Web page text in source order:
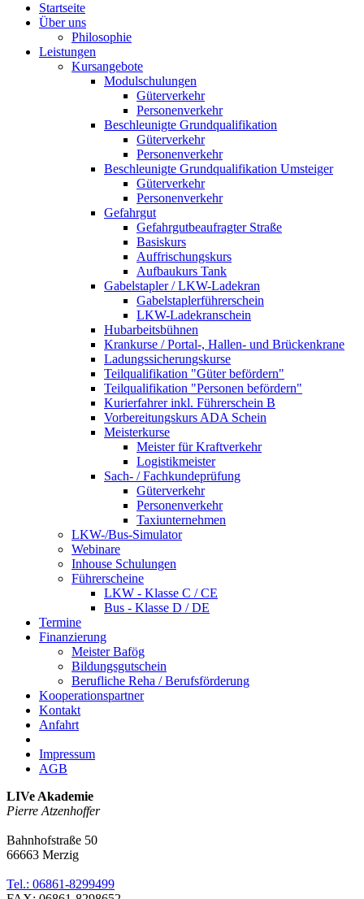
Startseite
Über uns
Philosophie
Leistungen
Kursangebote
Modulschulungen
Güterverkehr
Personenverkehr
Beschleunigte Grundqualifikation
Güterverkehr
Personenverkehr
Beschleunigte Grundqualifikation Umsteiger
Güterverkehr
Personenverkehr
Gefahrgut
Gefahrgutbeaufragter Straße
Basiskurs
Auffrischungskurs
Aufbaukurs Tank
Gabelstapler / LKW-Ladekran
Gabelstaplerführerschein
LKW-Ladekranschein
Hubarbeitsbühnen
Krankurse / Portal-, Hallen- und Brückenkrane
Ladungssicherungskurse
Teilqualifikation "Güter befördern"
Teilqualifikation "Personen befördern"
Kurierfahrer inkl. Führerschein B
Vorbereitungskurs ADA Schein
Meisterkurse
Meister für Kraftverkehr
Logistikmeister
Sach- / Fachkundeprüfung
Güterverkehr
Personenverkehr
Taxiunternehmen
LKW-/Bus-Simulator
Webinare
Inhouse Schulungen
Führerscheine
LKW - Klasse C / CE
Bus - Klasse D / DE
Termine
Finanzierung
Meister Bafög
Bildungsgutschein
Berufliche Reha / Berufsförderung
Kooperationspartner
Kontakt
Anfahrt
Impressum
AGB
LIVe Akademie
Pierre Atzenhoffer
Bahnhofstraße 50
66663 Merzig
Tel.: 06861-8299499